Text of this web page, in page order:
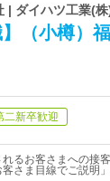
| ダイハツ工業(
（小樽）
二新卒歓迎
れるお客さまへの
さま目線でご説明